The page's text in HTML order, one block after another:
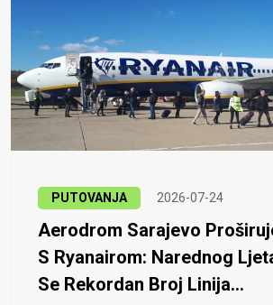
PUTOVANJA 2026-07-24
Aerodrom Sarajevo
S Ryanairom: Narednog
Se Rekordan Broj Linija...